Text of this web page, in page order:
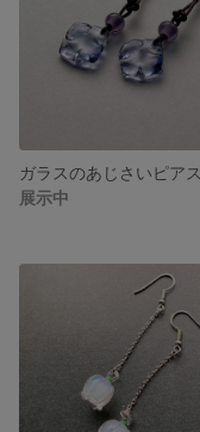
ガラスのあじさいピアス
展示中